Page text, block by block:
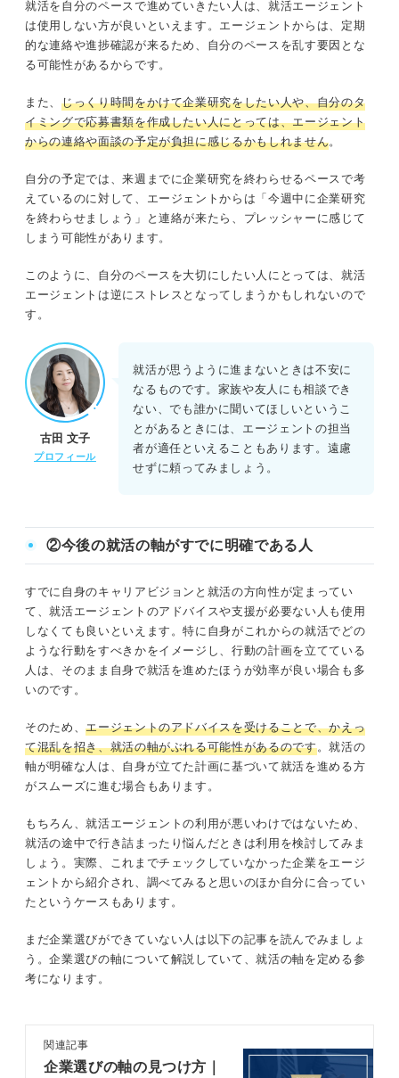
就活を自分のペースで進めていきたい人は、就活エージェント
は使用しない方が良いといえます。エージェントからは、定期
的な連絡や進捗確認が来るため、自分のペースを乱す要因とな
る可能性があるからです。
また、 じっくり時間をかけて企業研究をしたい人や、自分のタ
イミングで応募書類を作成したい人にとっては、エージェント
からの連絡や面談の予定が負担に感じるかもしれません。
自分の予定では、来週までに企業研究を終わらせるペースで考
えているのに対して、エージェントからは「今週中に企業研究
を終わらせましょう」と連絡が来たら、プレッシャーに感じて
しまう可能性があります。
このように、自分のペースを大切にしたい人にとっては、就活
エージェントは逆にストレスとなってしまうかもしれないので
す。
古田 文子
プロフィール
就活が思うように進まないときは不安に
なるものです。家族や友人にも相談でき
ない、でも誰かに聞いてほしいというこ
とがあるときには、エージェントの担当
者が適任といえることもあります。遠慮
せずに頼ってみましょう。
②今後の就活の軸がすでに明確である人
すでに自身のキャリアビジョンと就活の方向性が定まってい
て、就活エージェントのアドバイスや支援が必要ない人も使用
しなくても良いといえます。特に自身がこれからの就活でどの
ような行動をすべきかをイメージし、行動の計画を立てている
人は、そのまま自身で就活を進めたほうが効率が良い場合も多
いのです。
そのため、エージェントのアドバイスを受けることで、かえっ
て混乱を招き、就活の軸がぶれる可能性があるのです。就活の
軸が明確な人は、自身が立てた計画に基づいて就活を進める方
がスムーズに進む場合もあります。
もちろん、就活エージェントの利用が悪いわけではないため、
就活の途中で行き詰まったり悩んだときは利用を検討してみま
しょう。実際、これまでチェックしていなかった企業をエージ
ェントから紹介され、調べてみると思いのほか自分に合ってい
たというケースもあります。
まだ企業選びができていない人は以下の記事を読んでみましょ
う。企業選びの軸について解説していて、就活の軸を定める参
考になります。
関連記事
企業選びの軸の見つけ方｜